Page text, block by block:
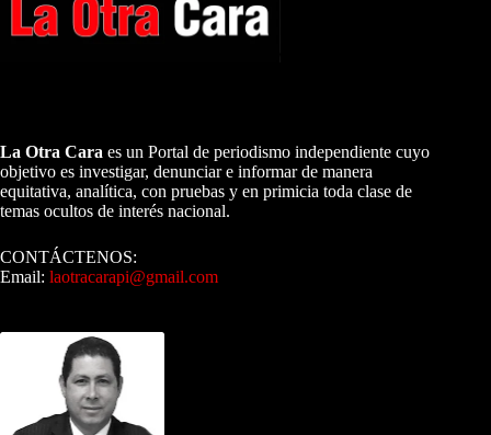
La Otra Cara es un Portal de periodismo independiente cuyo
objetivo es investigar, denunciar e informar de manera
equitativa, analítica, con pruebas y en primicia toda clase de
temas ocultos de interés nacional.
CONTÁCTENOS:
Email: laotracarapi@gmail.com